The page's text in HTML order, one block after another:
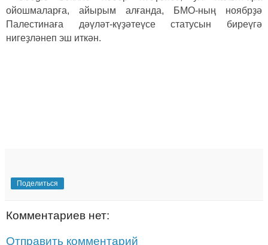
ойошмаларға, айырым алғанда, БМО-ның ноябрҙә
Палестинаға дәүләт-күҙәтеүсе статусын биреүгә
нигеҙләнеп эш иткән.
Поделиться
Комментариев нет:
Отправить комментарий